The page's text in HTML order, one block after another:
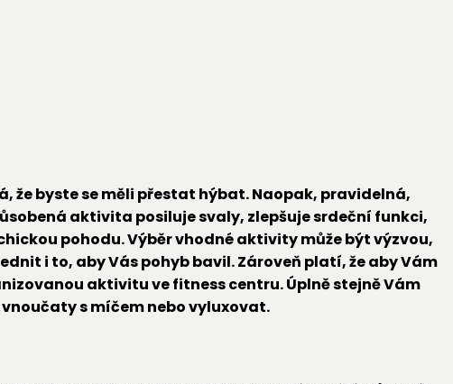
že byste se měli přestat hýbat. Naopak, pravidelná,
aktivita posiluje svaly, zlepšuje srdeční funkci,
pohodu. Výběr vhodné aktivity může být výzvou,
i to, aby Vás pohyb bavil. Zároveň platí, že aby Vám
aktivitu ve fitness centru. Úplně stejně Vám
s míčem nebo vyluxovat.